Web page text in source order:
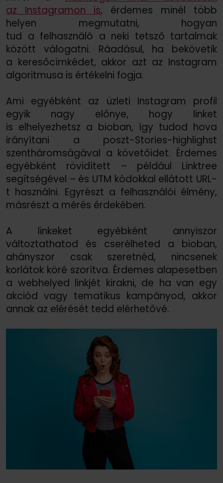
az Instagramon is, érdemes minél több
helyen megmutatni, hogyan
tud a felhasználó a neki tetsző tartalmak
között válogatni. Ráadásul, ha bekövetik
a keresőcímkédet, akkor azt az Instagram
algoritmusa is értékelni fogja.
Ami egyébként az üzleti Instagram profil
egyik nagy előnye, hogy linket
is elhelyezhetsz a bioban, így tudod hova
irányítani a poszt-Stories-highlighst
szentháromságával a követőidet. Érdemes
egyébként rövidített – például Linktree
segítségével – és UTM kódokkal ellátott URL-
t használni. Egyrészt a felhasználói élmény,
másrészt a mérés érdekében.
A linkeket egyébként annyiszor
változtathatod és cserélheted a bioban,
ahányszor csak szeretnéd, nincsenek
korlátok köré szorítva. Érdemes alapesetben
a webhelyed linkjét kirakni, de ha van egy
akciód vagy tematikus kampányod, akkor
annak az elérését tedd elérhetővé.